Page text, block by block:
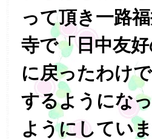
って頂き一路
寺で「日中友
に戻ったわけ
するようにな
ようにしていま